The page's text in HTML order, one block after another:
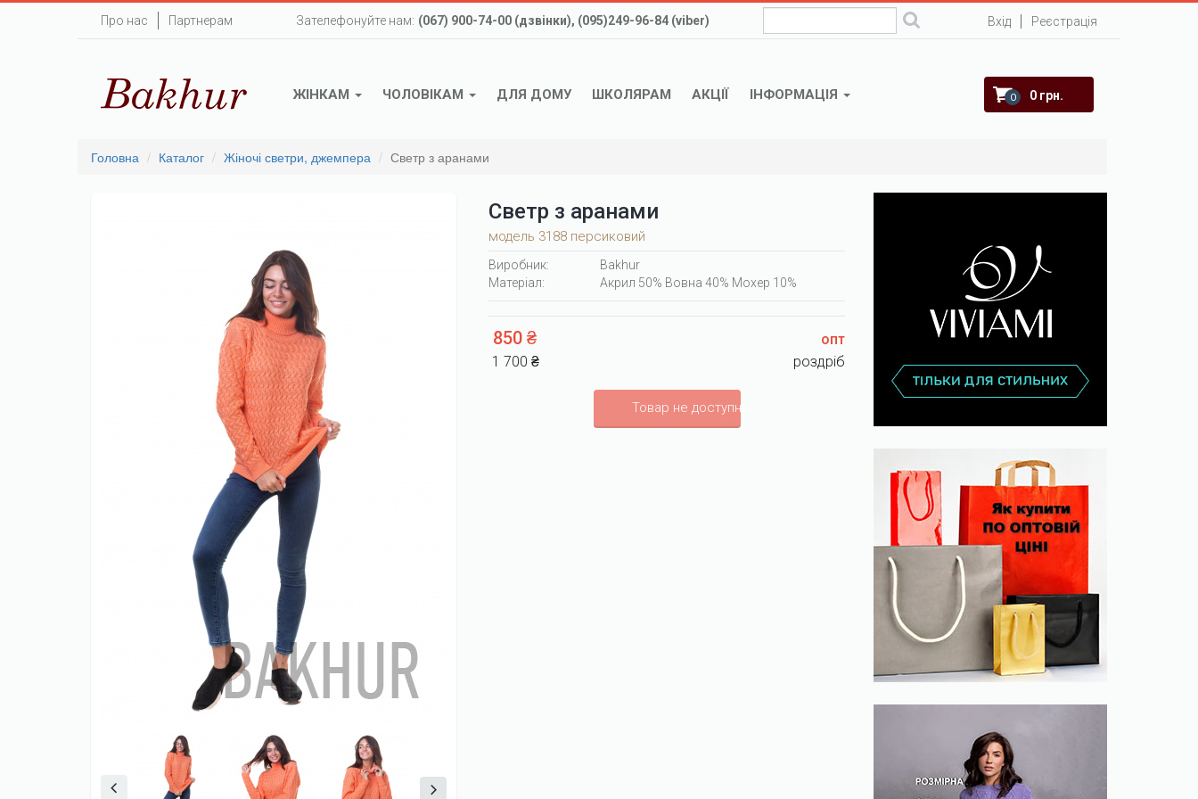
Про нас Партнерам Зателефонуйте нам: (067) 900-74-00 (дзвінки), (095)249-96-84 (viber) Вхід Реєстрація
ЖІНКАМ ЧОЛОВІКАМ ДЛЯ ДОМУ ШКОЛЯРАМ АКЦІЇ ІНФОРМАЦІЯ 0 0 грн.
Головна Каталог Жіночі светри, джемпера Светр з аранами
Светр з аранами
модель 3188 персиковий
Виробник:
Bakhur
Матеріал:
Акрил 50% Вовна 40% Мохер 10%
850 ₴
опт
1 700 ₴
роздріб
Товар не доступний